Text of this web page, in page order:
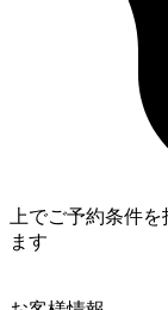
上でご予約条件
ます